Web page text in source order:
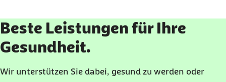
Beste Leistungen für Ihre
Gesundheit.
Wir unterstützen Sie dabei, gesund zu werden oder